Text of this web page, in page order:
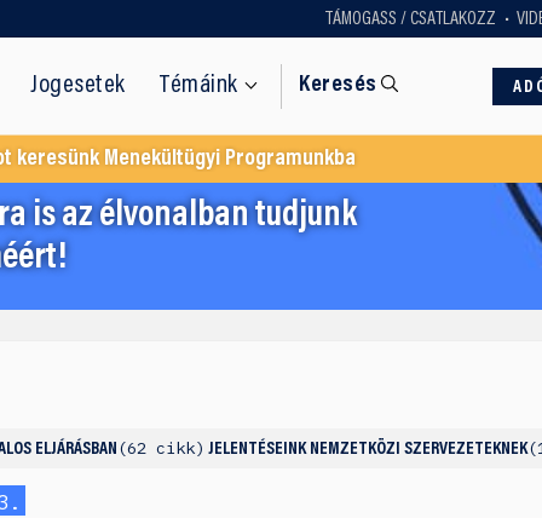
TÁMOGASS / CSATLAKOZZ
Jogesetek Témáink Keresés
keresünk Menekültügyi Programunkba
is az élvonalban tudjunk
ELJÁRÁSBAN 62 cikk JELENTÉSEINK NEMZETKÖZI SZERVEZETEKNEK